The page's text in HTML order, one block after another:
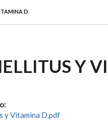
D
Y
y Vitamina D.pdf